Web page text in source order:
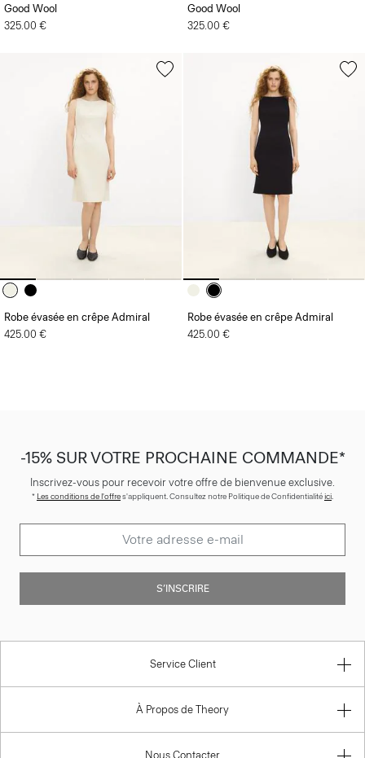
Good Wool
325.00 €
Good Wool
325.00 €
Robe évasée en crêpe Admiral
425.00 €
Robe évasée en crêpe Admiral
425.00 €
-15% SUR VOTRE PROCHAINE COMMANDE*
Inscrivez-vous pour recevoir votre offre de bienvenue exclusive.
* Les conditions de l'offres'appliquent. Consultez notre Politique de Confidentialitéici.
S’INSCRIRE
Service Client
À Propos de Theory
Nous Contacter